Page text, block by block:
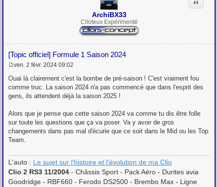
ArchiBX33
Clioteux Expérimenté
[Topic officiel] Formule 1 Saison 2024
Citation
e
s
a
e
ven. 2 févr. 2024 09:02
Ouai là clairement c'est la bombe de pré-saison ! C'est vraiment fou
comme truc. La saison 2024 n'a pas commencé que dans l'esprit des
gens, ils attendent déjà la saison 2025 !
Alors que je pense que cette saison 2024 va comme tu dis être folle
sur toute les questions que ça va poser. Va y avoir de gros
changements dans pas mal d'écurie que ce soit dans le Mid ou les Top
Team.
L'auto : Le sujet sur l'histoire et l'évolution de ma Clio
Clio 2 RS3 11/2004 - Châssis Sport - Pack Aéro - Durites avia
Goodridge - RBF660 - Ferodo DS2500 - Brembo Max - Ligne